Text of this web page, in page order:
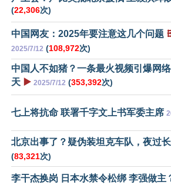
(22,306次)
中国网友：2025年要注意这几个问题
2025/7/12 (108,972次)
中国人不如猪？一条最火视频引爆网
天 ▶️ 2025/7/12 (353,392次)
七上将抗命 联署千字文上书军委主席
北京出事了？疑伪装坦克车队，夜过长
(83,321次)
李干杰换岗 日本水禁令松绑 李强做主